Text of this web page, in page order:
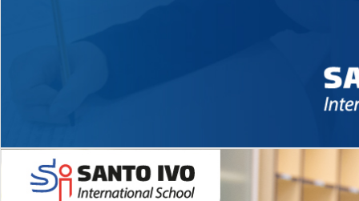
Novidades 2026 High School